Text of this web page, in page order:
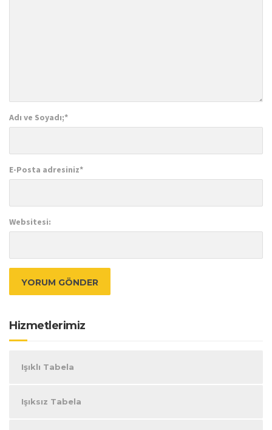
Adı ve Soyadı;*
E-Posta adresiniz*
Websitesi:
Hizmetlerimiz
Işıklı Tabela
Işıksız Tabela